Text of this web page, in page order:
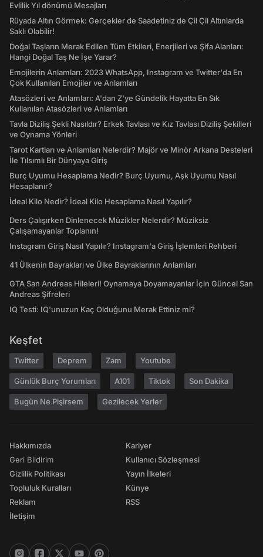
Evlilik Yıl dönümü Mesajları
Rüyada Altın Görmek: Gerçekler de Saadetiniz de Çil Çil Altınlarda
Saklı Olabilir!
Doğal Taşların Merak Edilen Tüm Etkileri, Enerjileri ve Şifa Alanları:
Hangi Doğal Taş Ne İşe Yarar?
Emojilerin Anlamları: 2023 WhatsApp, Instagram ve Twitter'da En
Çok Kullanılan Emojiler ve Anlamları
Atasözleri ve Anlamları: A'dan Z'ye Gündelik Hayatta En Sık
Kullanılan Atasözleri ve Anlamları
Tavla Diziliş Şekli Nasıldır? Erkek Tavlası ve Kız Tavlası Diziliş Şekilleri
ve Oynama Yönleri
Tarot Kartları ve Anlamları Nelerdir? Majör ve Minör Arkana Desteleri
İle Tılsımlı Bir Dünyaya Giriş
Burç Uyumu Hesaplama Nedir? Burç Uyumu, Aşk Uyumu Nasıl
Hesaplanır?
İdeal Kilo Nedir? İdeal Kilo Hesaplama Nasıl Yapılır?
Ders Çalışırken Dinlenecek Müzikler Nelerdir? Müziksiz
Çalışamayanlar Toplanın!
Instagram Giriş Nasıl Yapılır? Instagram'a Giriş İşlemleri Rehberi
41 Ülkenin Bayrakları ve Ülke Bayraklarının Anlamları
GTA San Andreas Hileleri! Oynamaya Doyamayanlar İçin Güncel San
Andreas Şifreleri
IQ Testi: IQ'unuzun Kaç Olduğunu Merak Ettiniz mi?
Keşfet
Twitter Deprem Zam Youtube
Günlük Burç Yorumları A101 Tiktok Son Dakika
Bugün Ne Pişirsem Gezilecek Yerler
Hakkımızda
Geri Bildirim
Gizlilik Politikası
Topluluk Kuralları
Reklam
İletişim
Kariyer
Kullanıcı Sözleşmesi
Yayın İlkeleri
Künye
RSS